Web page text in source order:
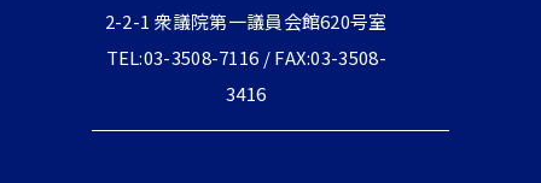
2-2-1 衆議院第一議員会館620号室
TEL:03-3508-7116 / FAX:03-3508-
3416